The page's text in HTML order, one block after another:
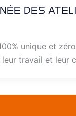
des
unique et
travail et leur